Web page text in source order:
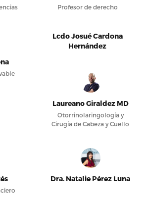
Profesor de derecho
Lcdo Josué Cardona
Hernández
Laureano Giraldez MD
Otorrinolaringología y
Cirugía de Cabeza y Cuello
Dra. Natalie Pérez Luna